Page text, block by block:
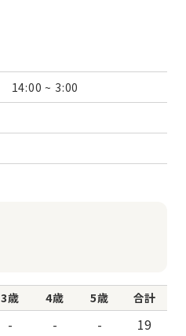
14:00 ~ 3:00
3歳 4歳 5歳 合計
- - - 19